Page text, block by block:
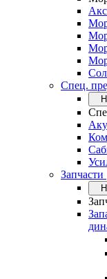
Спец.
Запчасти